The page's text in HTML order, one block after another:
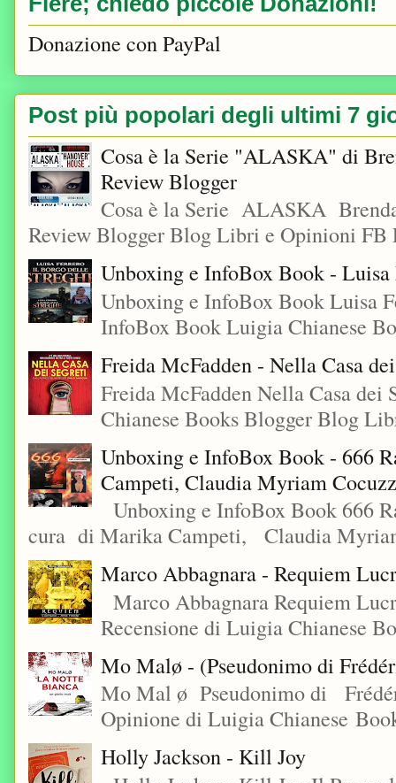
Donazione con PayPal
Post più popolari degli ultimi 7
Cosa è la Serie "ALASKA" di
Review Blogger
Cosa è la Serie ALASKA
Review Blogger Blog Libri e Opinioni
Unboxing e InfoBox Book -
Unboxing e InfoBox Book Luisa
InfoBox Book Luigia Chianese
Freida McFadden - Nella Casa
Freida McFadden Nella Casa
Chianese Books Blogger Blog
Unboxing e InfoBox Book - 666
Campeti, Claudia Myriam
Unboxing e InfoBox Book 666
cura di Marika Campeti, Claudia
Marco Abbagnara - Requiem
Marco Abbagnara Requiem
Recensione di Luigia Chianese
Mo Malø - (Pseudonimo di
Mo Mal ø Pseudonimo di
Opinione di Luigia Chianese
Holly Jackson - Kill Joy